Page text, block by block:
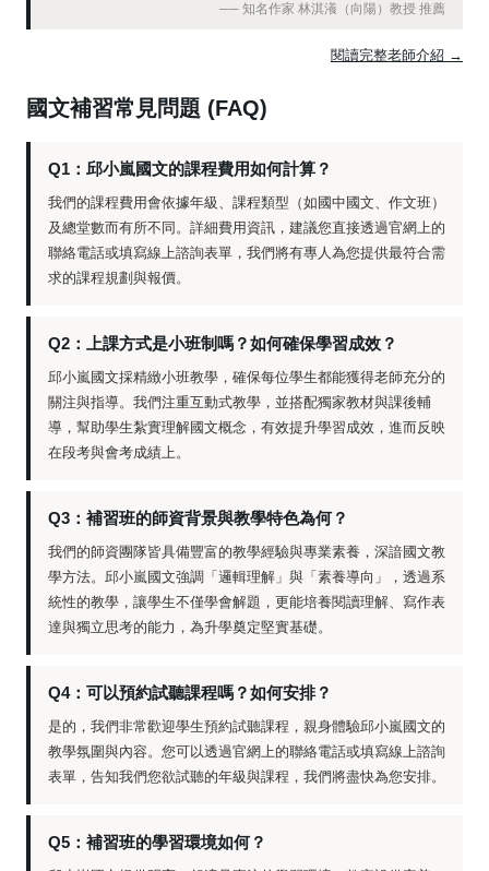
── 知名作家 林淇瀁（向陽）教授 推薦
閱讀完整老師介紹 →
國文補習常見問題 (FAQ)
Q1：邱小嵐國文的課程費用如何計算？
我們的課程費用會依據年級、課程類型（如國中國文、作文班）
及總堂數而有所不同。詳細費用資訊，建議您直接透過官網上的
聯絡電話或填寫線上諮詢表單，我們將有專人為您提供最符合需
求的課程規劃與報價。
Q2：上課方式是小班制嗎？如何確保學習成效？
邱小嵐國文採精緻小班教學，確保每位學生都能獲得老師充分的
關注與指導。我們注重互動式教學，並搭配獨家教材與課後輔
導，幫助學生紮實理解國文概念，有效提升學習成效，進而反映
在段考與會考成績上。
Q3：補習班的師資背景與教學特色為何？
我們的師資團隊皆具備豐富的教學經驗與專業素養，深諳國文教
學方法。邱小嵐國文強調「邏輯理解」與「素養導向」，透過系
統性的教學，讓學生不僅學會解題，更能培養閱讀理解、寫作表
達與獨立思考的能力，為升學奠定堅實基礎。
Q4：可以預約試聽課程嗎？如何安排？
是的，我們非常歡迎學生預約試聽課程，親身體驗邱小嵐國文的
教學氛圍與內容。您可以透過官網上的聯絡電話或填寫線上諮詢
表單，告知我們您欲試聽的年級與課程，我們將盡快為您安排。
Q5：補習班的學習環境如何？